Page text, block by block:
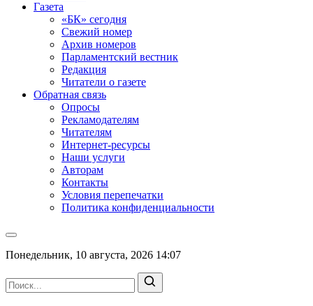
Газета
«БК» сегодня
Свежий номер
Архив номеров
Парламентский вестник
Редакция
Читатели о газете
Обратная связь
Опросы
Рекламодателям
Читателям
Интернет-ресурсы
Наши услуги
Авторам
Контакты
Условия перепечатки
Политика конфиденциальности
Понедельник, 10 августа, 2026 14:07